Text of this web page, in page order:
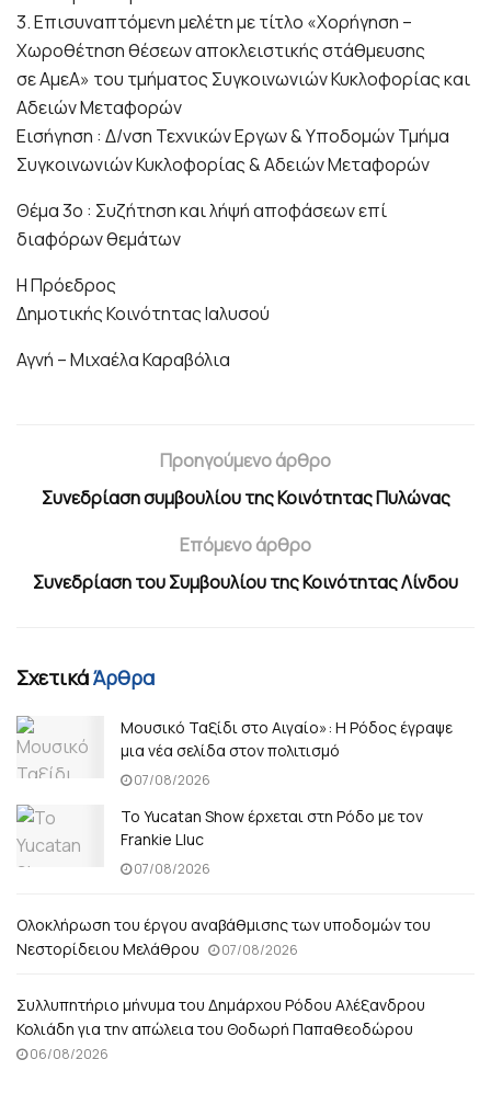
3. Επισυναπτόμενη μελέτη με τίτλο «Χορήγηση –
Χωροθέτηση θέσεων αποκλειστικής στάθμευσης
σε ΑμεΑ» του τμήματος Συγκοινωνιών Κυκλοφορίας και
Αδειών Μεταφορών
Εισήγηση : Δ/νση Τεχνικών Εργων & Υποδομών Τμήμα
Συγκοινωνιών Κυκλοφορίας & Αδειών Μεταφορών
Θέμα 3ο : Συζήτηση και λήψή αποφάσεων επί
διαφόρων θεμάτων
Η Πρόεδρος
Δημοτικής Κοινότητας Ιαλυσού
Αγνή – Μιχαέλα Καραβόλια
Προηγούμενο άρθρο
Συνεδρίαση συμβουλίου της Κοινότητας Πυλώνας
Επόμενο άρθρο
Συνεδρίαση του Συμβουλίου της Κοινότητας Λίνδου
ΣχετικάΆρθρα
Μουσικό Ταξίδι στο Αιγαίο»: Η Ρόδος έγραψε
μια νέα σελίδα στον πολιτισμό
07/08/2026
Το Yucatan Show έρχεται στη Ρόδο με τον
Frankie Lluc
07/08/2026
Ολοκλήρωση του έργου αναβάθμισης των υποδομών του
Νεστορίδειου Μελάθρου
07/08/2026
Συλλυπητήριο μήνυμα του Δημάρχου Ρόδου Αλέξανδρου
Κολιάδη για την απώλεια του Θοδωρή Παπαθεοδώρου
06/08/2026